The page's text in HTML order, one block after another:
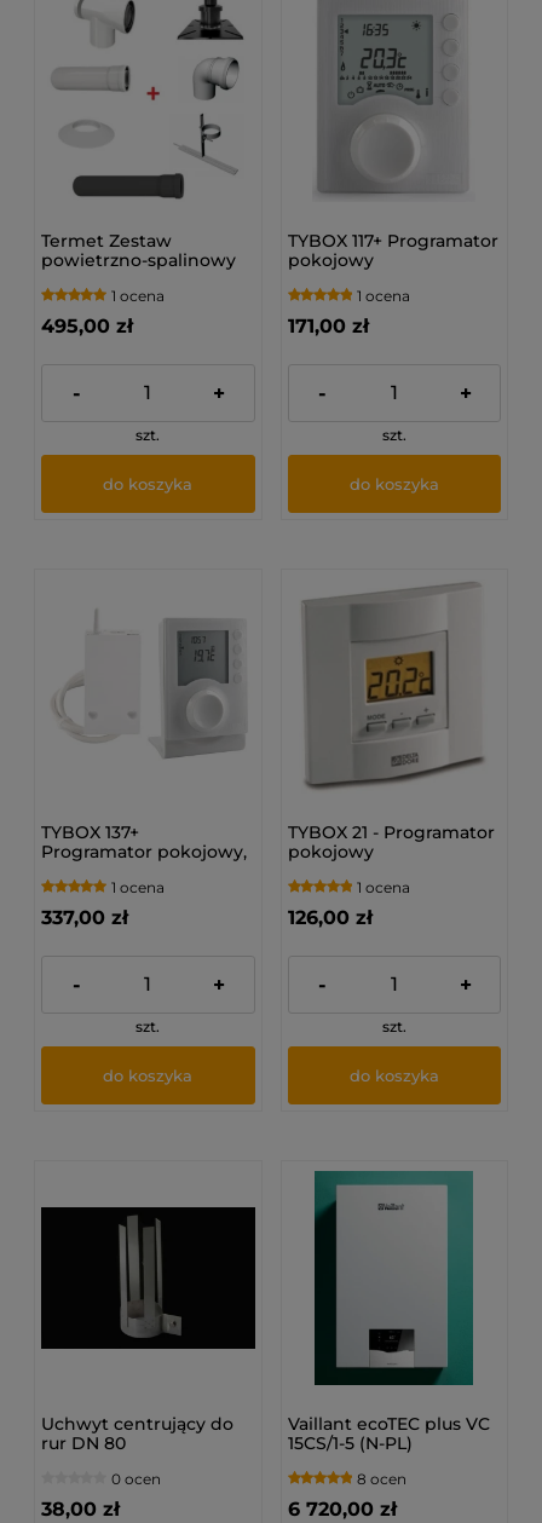
Termet Zestaw
powietrzno-spalinowy
kominowego PP
(80/125)
1 ocena
495,00 zł
- +
szt.
do koszyka
TYBOX 117+ Programator
pokojowy
1 ocena
171,00 zł
- +
szt.
do koszyka
TYBOX 137+
Programator pokojowy,
60530731 ocena
337,00 zł
- +
szt.
do koszyka
TYBOX 21 - Programator
pokojowy
1 ocena
126,00 zł
- +
szt.
do koszyka
Uchwyt centrujący do
rur DN 80
0 ocen
38,00 zł
Vaillant ecoTEC plus VC
15CS/1-5 (N-PL)
Kocioł gazowy
0010024646
8 ocen
6 720,00 zł